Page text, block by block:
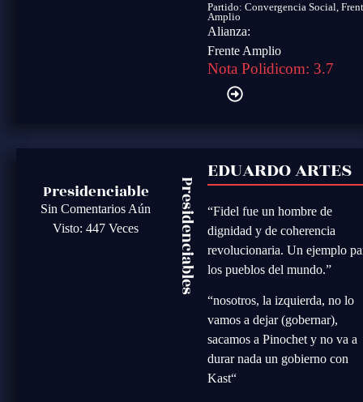
Partido:Convergencia Social ,
Amplio
Alianza:
Frente Amplio
Nota Polidicom: 3.7
Presidenciable
Sin Comentarios Aún
Visto: 447 Veces
Presidenciables
EDUARDO ARTES
“Fidel fue un hombre de
dignidad y de coherencia
revolucionaria. Un ejemplo
los pueblos del mundo.”
“nosotros, la izquierda, no lo
vamos a dejar (gobernar),
sacamos a Pinochet y no va a
durar nada un gobierno con
Kast“